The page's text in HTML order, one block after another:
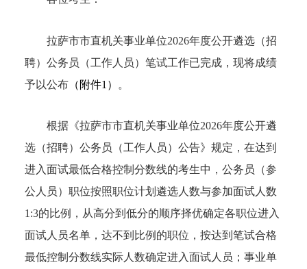
拉萨市市直机关事业单位2026年度公开遴选（招
聘）公务员（工作人员）笔试工作已完成，现将成绩
予以公布 （附件1） 。
根据《拉萨市市直机关事业单位2026年度公开遴
选（招聘）公务员（工作人员）公告》规定，在达到
进入面试最低合格控制分数线的考生中，公务员（参
公人员）职位按照职位计划遴选人数与参加面试人数
1:3的比例，从高分到低分的顺序择优确定各职位进入
面试人员名单，达不到比例的职位，按达到笔试合格
最低控制分数线实际人数确定进入面试人员；事业单